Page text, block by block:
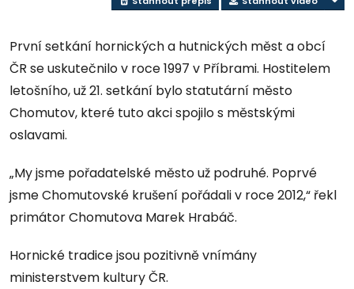
První setkání hornických a hutnických měst a obcí
ČR se uskutečnilo v roce 1997 v Příbrami. Hostitelem
letošního, už 21. setkání bylo statutární město
Chomutov, které tuto akci spojilo s městskými
oslavami.
„My jsme pořadatelské město už podruhé. Poprvé
jsme Chomutovské krušení pořádali v roce 2012,“ řekl
primátor Chomutova Marek Hrabáč.
Hornické tradice jsou pozitivně vnímány
ministerstvem kultury ČR.